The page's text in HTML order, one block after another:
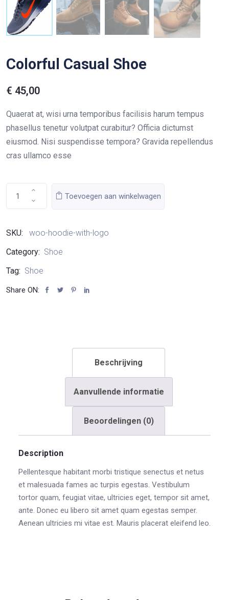
Colorful Casual Shoe
€ 45,00
Quaerat at, wisi urna temporibus facilisis harum tempus
phasellus tenetur volutpat curabitur? Officia dictumst
eiusmod. Nisi suspendisse tempora? Gravida repellendus
cras ullamco esse
Toevoegen aan winkelwagen
SKU:
woo-hoodie-with-logo
Category: Shoe
Tag: Shoe
Share ON:
Beschrijving
Aanvullende informatie
Beoordelingen (0)
Description
Pellentesque habitant morbi tristique senectus et netus
et malesuada fames ac turpis egestas. Vestibulum
tortor quam, feugiat vitae, ultricies eget, tempor sit amet,
ante. Donec eu libero sit amet quam egestas semper.
Aenean ultricies mi vitae est. Mauris placerat eleifend leo.